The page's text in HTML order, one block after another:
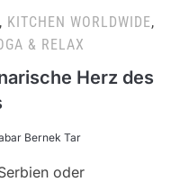
, KITCHEN WORLDWIDE,
& RELAX
Herz des
Bernek Tar
oder